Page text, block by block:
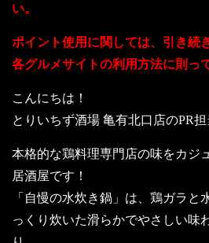
い。
ポイント使用に関しては、引き続
各グルメサイトの利用方法に則っ
こんにちは！
とりいちず酒場 亀有北口店のPR担
本格的な鶏料理専門店の味をカジ
居酒屋です！
「自慢の水炊き鍋」は、鶏ガラと
っくり炊いた滑らかでやさしい味